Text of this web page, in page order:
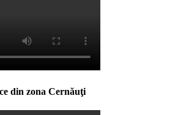
din zona Cernăuţi